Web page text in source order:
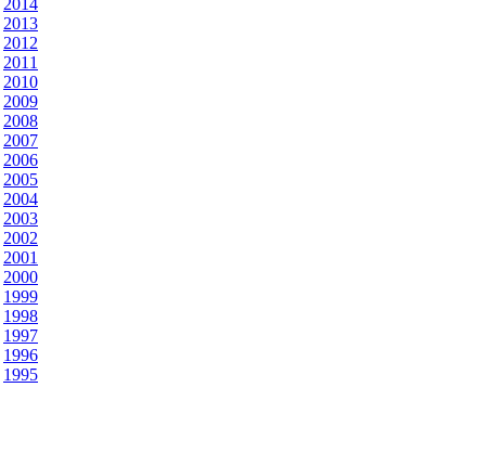
2014
2013
2012
2011
2010
2009
2008
2007
2006
2005
2004
2003
2002
2001
2000
1999
1998
1997
1996
1995